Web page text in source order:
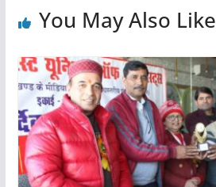
You May Also Like